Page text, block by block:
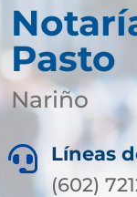
Pasto
Nariño

Líneas
(602)